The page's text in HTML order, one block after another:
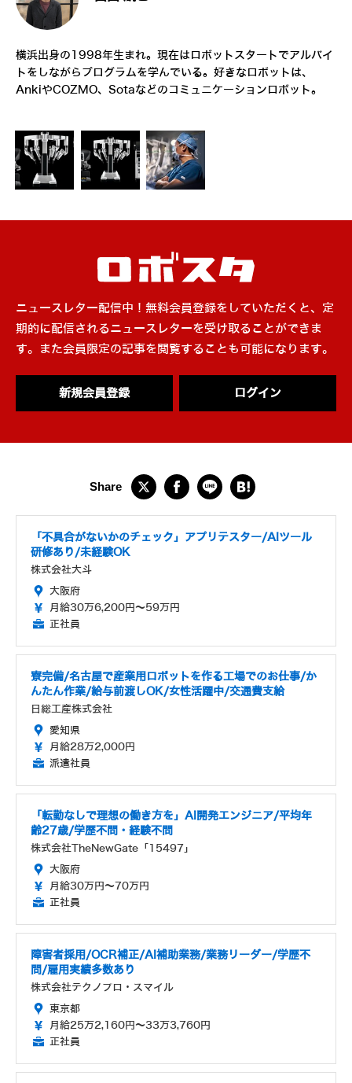
横浜出身の1998年生まれ。現在はロボットスタートでアルバイ
トをしながらプログラムを学んでいる。好きなロボットは、
AnkiやCOZMO、Sotaなどのコミュニケーションロボット。
ニュースレター配信中！無料会員登録をしていただくと、定
期的に配信されるニュースレターを受け取ることができま
す。また会員限定の記事を閲覧することも可能になります。
新規会員登録 ログイン
「不具合がないかのチェック」アプリテスター/AIツール
研修あり/未経験OK
株式会社大斗
大阪府
月給30万6,200円～59万円
正社員
寮完備/名古屋で産業用ロボットを作る工場でのお仕事/か
んたん作業/給与前渡しOK/女性活躍中/交通費支給
日総工産株式会社
愛知県
月給28万2,000円
派遣社員
「転勤なしで理想の働き方を」AI開発エンジニア/平均年
齢27歳/学歴不問・経験不問
株式会社TheNewGate「15497」
大阪府
月給30万円～70万円
正社員
障害者採用/OCR補正/AI補助業務/業務リーダー/学歴不
問/雇用実績多数あり
株式会社テクノプロ・スマイル
東京都
月給25万2,160円～33万3,760円
正社員